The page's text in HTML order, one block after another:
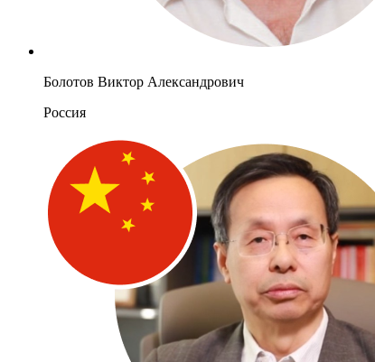
Болотов Виктор Александрович
Россия